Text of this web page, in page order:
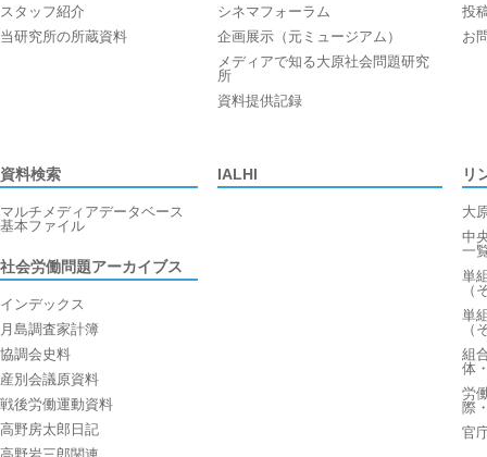
スタッフ紹介
当研究所の所蔵資料
シネマフォーラム
企画展示（元ミュージアム）
メディアで知る大原社会問題研究
所
資料提供記録
投
お
資料検索
マルチメディアデータベース
基本ファイル
社会労働問題アーカイブス
インデックス
月島調査家計簿
協調会史料
産別会議原資料
戦後労働運動資料
高野房太郎日記
IALHI リ
大
中
一
単
（
単
（
組
体
労
際
官